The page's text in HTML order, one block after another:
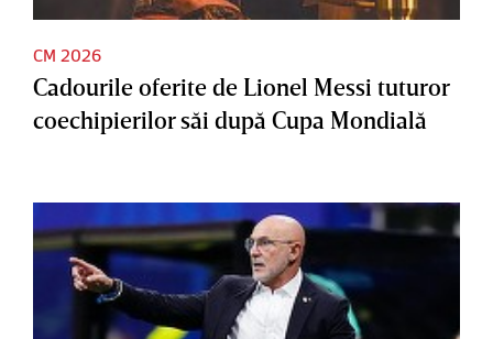
CM 2026
Cadourile oferite de Lionel Messi tuturor
coechipierilor săi după Cupa Mondială